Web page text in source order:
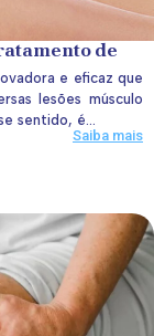
de
e eficaz que
lesões músculo
sentido, é...
Saiba mais